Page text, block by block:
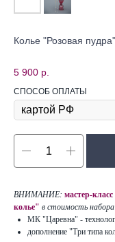
Колье "Розовая пудра"
5 900 р.
СПОСОБ ОПЛАТЫ
ВНИМАНИЕ: мастер-
колье" в стоимость
МК "Царевна" -
дополнение "Три типа